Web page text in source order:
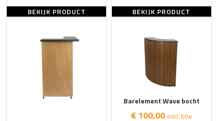
BEKIJK PRODUCT
BEKIJK PRODUCT
Barelement Wave bocht
€ 100,00 excl. btw